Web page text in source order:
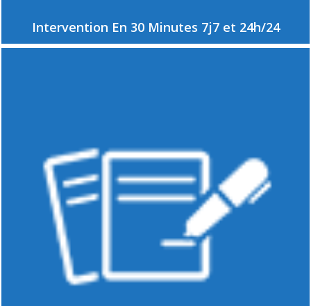
Intervention En 30 Minutes 7j7 et 24h/24